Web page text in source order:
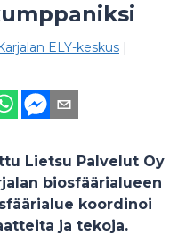
ELY-keskus |
Lietsu Palvelut Oy
biosfäärialueen
koordinoi
ja tekoja.